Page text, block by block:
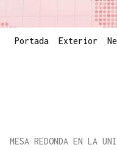
Portada Exterior
MESA REDONDA EN LA